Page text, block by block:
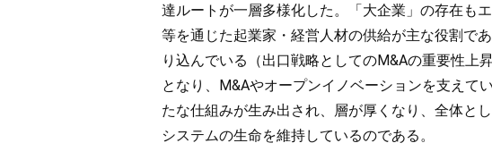
達ルートが一層多様化した。「大企業」の存在も
等を通じた起業家・経営人材の供給が主な役割で
り込んでいる（出口戦略としてのM&Aの重要性上
となり、M&Aやオープンイノベーションを支えて
たな仕組みが生み出され、層が厚くなり、全体と
システムの生命を維持しているのである。